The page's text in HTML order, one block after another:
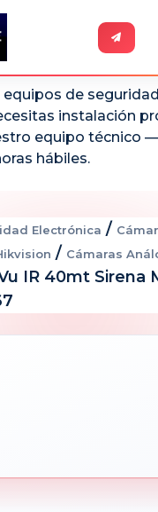
de
instalación
equipo técnico
hábiles.
Electrónica /
/ Cámaras
IR 40mt Sirena